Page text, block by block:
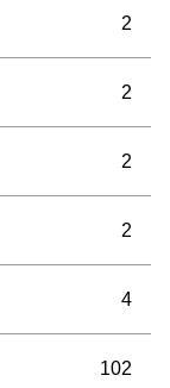
2
2
2
2
4
102